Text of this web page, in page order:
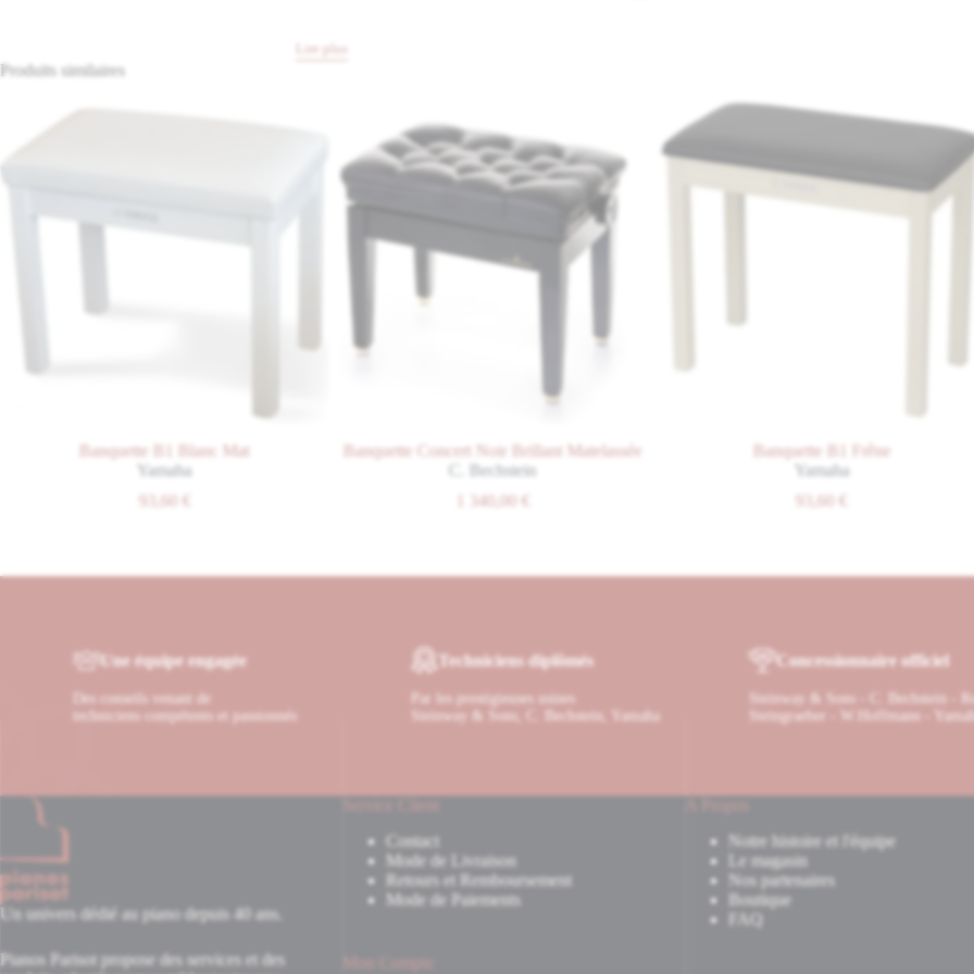
Lire plus
Produits similaires
Banquette B1 Blanc Mat
Yamaha
Banquette Concert Noir Brillant Matelassée
C. Bechstein
1 340,00
Banquette B1 Frêne
Yamaha
Une équipe engagée
Des conseils venant de
techniciens compétents et passionnés
Techniciens diplômés
Par les prestigieuses usines
Steinway & Sons, C. Bechstein, Yamaha
Concessionnaire officiel
Steinway & Sons - C. Bechstein -
Steingraeber - W.Hoffmann -
Un univers dédié au piano depuis 40 ans.
Pianos Parisot propose des services et des
Contact
Mode de Livraison
Retours et Remboursement
Mode de Paiements
Notre histoire et l'équipe
Le magasin
Nos partenaires
Boutique
FAQ